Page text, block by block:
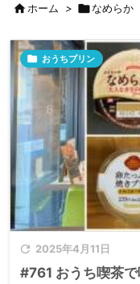
ホーム > なめらか
 2025年4月11日
 おうちプリン
#761 おうち喫茶